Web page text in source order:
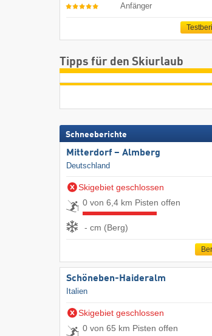
Anfänger
Tipps für den Skiurlaub
Schneeberichte
Mitterdorf – Almberg
Deutschland
Skigebiet geschlossen
0 von 6,4 km Pisten offen
- cm (Berg)
Schöneben-Haideralm
Italien
Skigebiet geschlossen
0 von 65 km Pisten offen